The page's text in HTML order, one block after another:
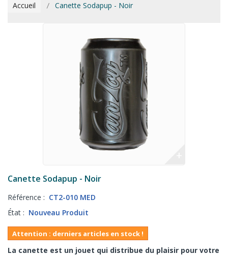
Accueil Canette Sodapup - Noir
Canette Sodapup - Noir
Référence : CT2-010 MED
État : Nouveau Produit
Attention : derniers articles en stock !
La canette est un jouet qui distribue du plaisir pour votre